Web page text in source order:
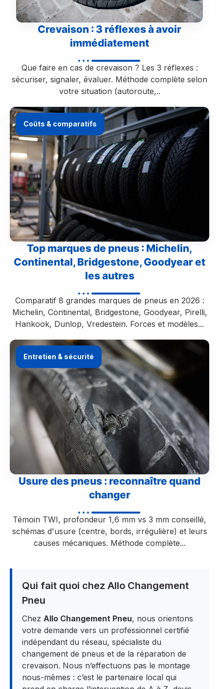
Crevaison : 3 réflexes à avoir
immédiatement
Que faire en cas de crevaison ? Les 3 réflexes :
sécuriser, signaler, évaluer. Méthode complète selon
votre situation (autoroute,..
Coûts & comparatifs
Top marques de pneus : Michelin,
Continental, Bridgestone, Goodyear et
les autres
Comparatif 8 grandes marques de pneus en 2026 :
Michelin, Continental, Bridgestone, Goodyear, Pirelli,
Hankook, Dunlop, Vredestein. Forces et modèles...
Entretien & sécurité
Usure des pneus : reconnaître quand
changer
Témoin TWI, profondeur 1,6 mm vs 3 mm conseillé,
schémas d'usure (centre, bords, irrégulière) et leurs
causes mécaniques. Méthode complète...
Qui fait quoi chez Allo Changement
Pneu
Chez Allo Changement Pneu, nous orientons
votre demande vers un professionnel certifié
indépendant du réseau, spécialiste du
changement de pneus et de la réparation de
crevaison. Nous n’effectuons pas le montage
nous-mêmes : c’est le partenaire local qui